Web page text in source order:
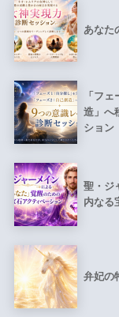
あなた
「フ
造」へ
ション
聖・ジ
内なる
弁妃の